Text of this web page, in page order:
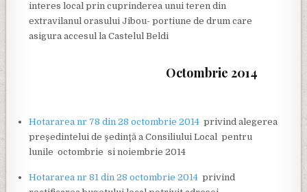
interes local prin cuprinderea unui teren din
extravilanul orasului Jibou- portiune de drum care
asigura accesul la Castelul Beldi
Octombrie 2014
Hotararea nr 78 din 28 octombrie 2014 privind alegerea
preşedintelui de şedinţă a Consiliului Local pentru
lunile octombrie si noiembrie 2014
Hotararea nr 81 din 28 octombrie 2014 privind